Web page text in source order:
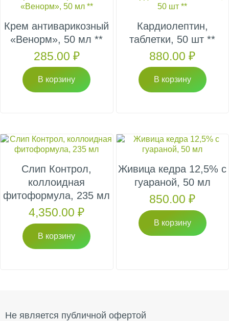
Крем антиварикозный
«Венорм», 50 мл **
285.00 ₽
В корзину
Кардиолептин,
таблетки, 50 шт **
880.00₽
В корзину
Слип Контрол,
коллоидная
фитоформула, 235 мл
4,350.00₽
В корзину
Живица кедра 12,5% с
гуараной, 50 мл
850.00₽
В корзину
Не является публичной офертой